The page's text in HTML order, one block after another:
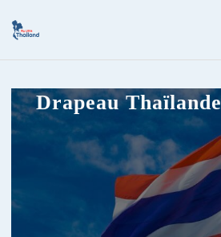
Drapeau Thaïlande